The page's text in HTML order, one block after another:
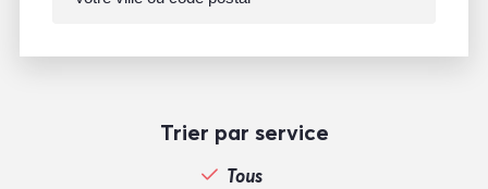
Trier par service
Tous